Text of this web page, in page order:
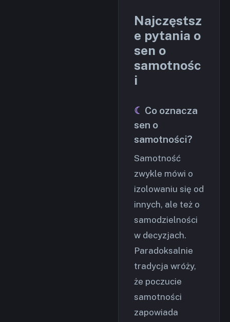
Najczęstsz
e pytania o
sen o
samotnośc
i
Co oznacza
sen o
samotności?
Samotność
zwykle mówi o
izolowaniu się od
innych, ale też o
samodzielności
w decyzjach.
Paradoksalnie
tradycja wróży,
że poczucie
samotności
zapowiada